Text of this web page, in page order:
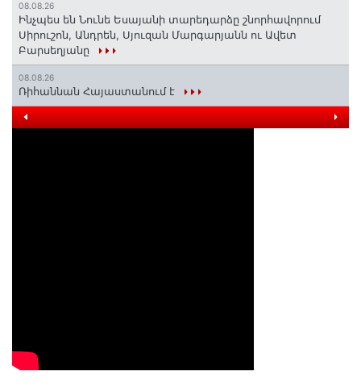
08.08.26
Ինչպես են Նունե Եսայանի տարեդարձը շնորհավորում
Սիրուշոն, Անդրեն, Սյուզան Մարգարյանն ու Ավետ
Բարսեղյանը
08.08.26
Ռիհաննան Հայաստանում է